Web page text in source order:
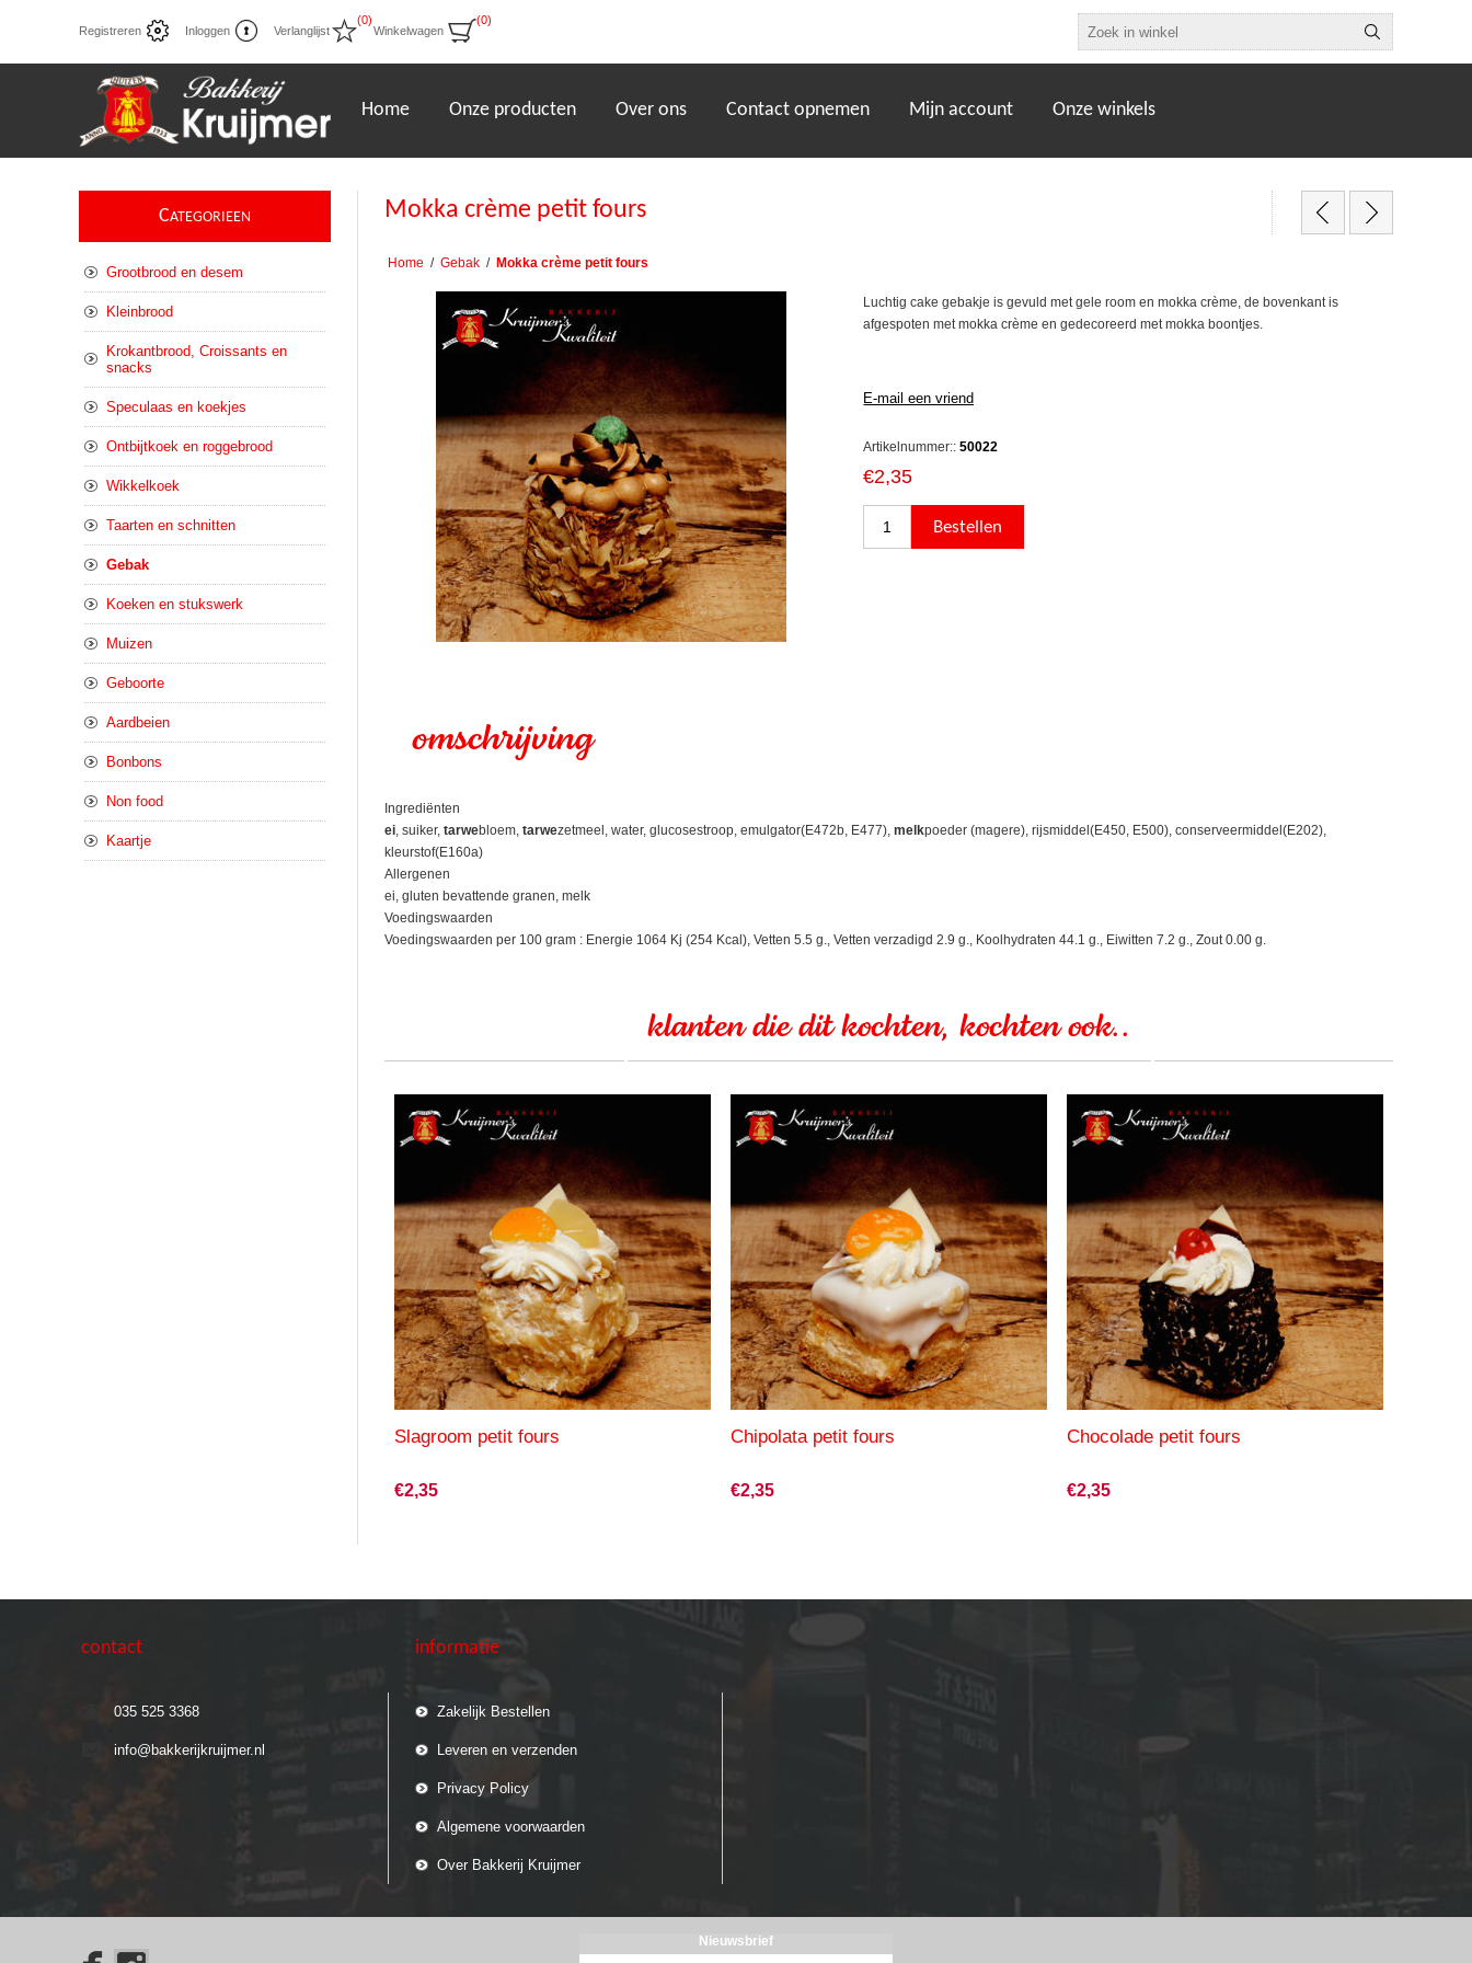
Registreren Inloggen Verlanglijst
(0)
Winkelwagen
(0)
Home Onze producten Over ons Contact opnemen Mijn account Onze winkels
Mokka crème petit fours
Home / Gebak / Mokka crème petit fours
Luchtig cake gebakje is gevuld met gele room en mokka crème, de bovenkant is
afgespoten met mokka crème en gedecoreerd met mokka boontjes.
Artikelnummer:: 50022
€2,35
omschrijving
Ingrediënten
ei , suiker, tarwebloem, tarwezetmeel, water, glucosestroop, emulgator(E472b, E477), melkpoeder (magere), rijsmiddel(E450, E500), conserveermiddel(E202),
kleurstof(E160a)
Allergenen
ei, gluten bevattende granen, melk
Voedingswaarden
Voedingswaarden per 100 gram : Energie 1064 Kj (254 Kcal), Vetten 5.5 g., Vetten verzadigd 2.9 g., Koolhydraten 44.1 g., Eiwitten 7.2 g., Zout 0.00 g.
klanten die dit kochten, kochten ook..
Slagroom petit fours
€2,35
Chipolata petit fours
€2,35
Chocolade petit fours
€2,35
CATEGORIEEN
Grootbrood en desem
Kleinbrood
Krokantbrood, Croissants en
snacks
Speculaas en koekjes
Ontbijtkoek en roggebrood
Wikkelkoek
Taarten en schnitten
Gebak
Koeken en stukswerk
Muizen
Geboorte
Aardbeien
Bonbons
Non food
Kaartje
contact
035 525 3368
info@bakkerijkruijmer.nl
informatie
Zakelijk Bestellen
Leveren en verzenden
Privacy Policy
Algemene voorwaarden
Over Bakkerij Kruijmer
Nieuwsbrief